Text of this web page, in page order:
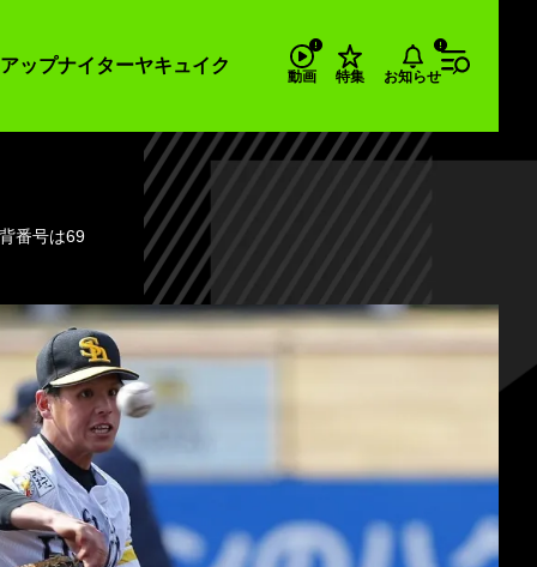
ップナイターヤキュイク
動画 特集 お知らせ
番号は69